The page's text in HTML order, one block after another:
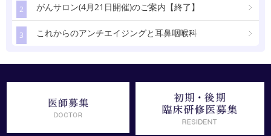
2 がんサロン(4月21日開催)のご案内【終了】
3 これからのアンチエイジングと耳鼻咽喉科